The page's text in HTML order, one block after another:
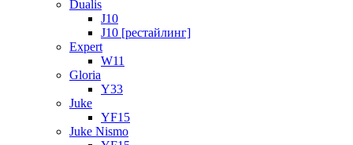
Dualis
J10
J10 [рестайлинг]
Expert
W11
Gloria
Y33
Juke
YF15
Juke Nismo